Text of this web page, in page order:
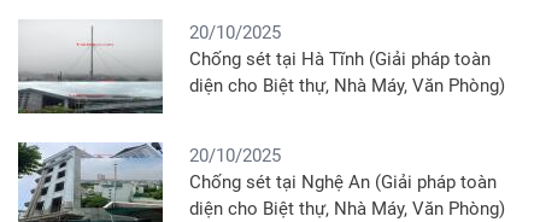
20/10/2025
Chống sét tại Hà Tĩnh (Giải pháp toàn
diện cho Biệt thự, Nhà Máy, Văn Phòng)
20/10/2025
Chống sét tại Nghệ An (Giải pháp toàn
diện cho Biệt thự, Nhà Máy, Văn Phòng)